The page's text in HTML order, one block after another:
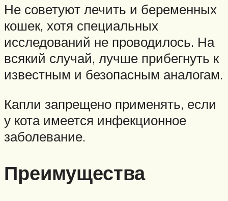
Не советуют лечить и беременных
кошек, хотя специальных
исследований не проводилось. На
всякий случай, лучше прибегнуть к
известным и безопасным аналогам.
Капли запрещено применять, если
у кота имеется инфекционное
заболевание.
Преимущества